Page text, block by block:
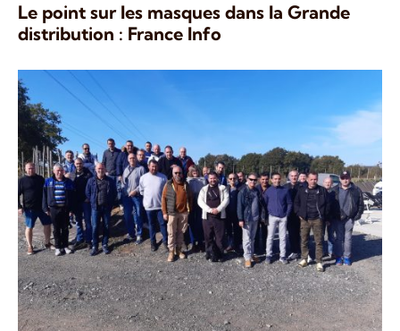
Le point sur les masques dans la Grande
distribution : France Info